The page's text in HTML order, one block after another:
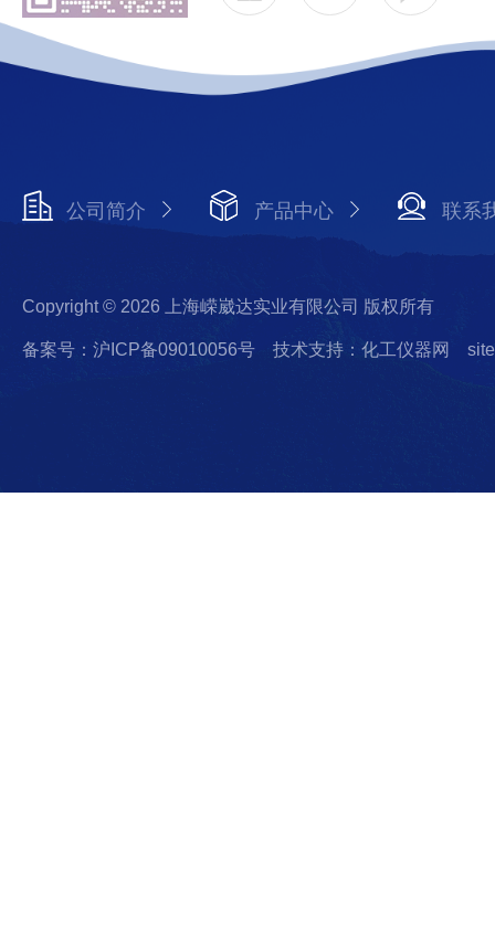
公司简介 产品中心 联系
Copyright © 2026 上海嵘崴达实业有限公司 版权所有
备案号：沪ICP备09010056号 技术支持：化工仪器网